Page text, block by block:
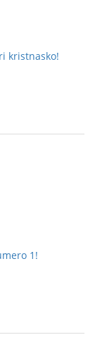
kristnasko!
1!